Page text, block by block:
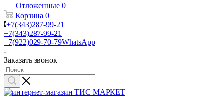
Отложенные 0
Корзина 0
+7(343)287-99-21
+7(343)287-99-21
+7(922)029-70-79WhatsApp
Заказать звонок